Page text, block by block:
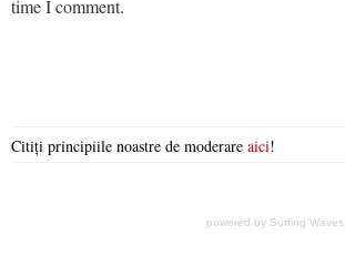
time I comment.
Citiți principiile noastre de moderare aici!
powered by Surfing Waves